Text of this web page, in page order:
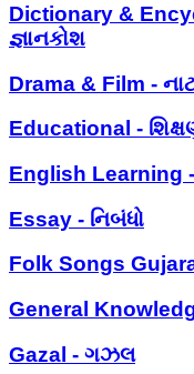
Dictionary &
જ્ઞાનકોશ
Drama & Film -
Educational -
English Learning
Essay - નિબંધો
Folk Songs
General
Gazal - ગઝલ